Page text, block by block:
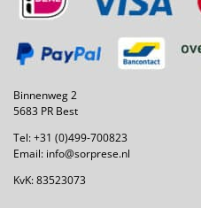
Binnenweg 2
5683 PR Best
Tel:+31 (0)499-700823
Email: info@sorprese.nl
KvK: 83523073